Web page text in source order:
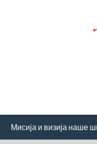
Мисија и визија наше